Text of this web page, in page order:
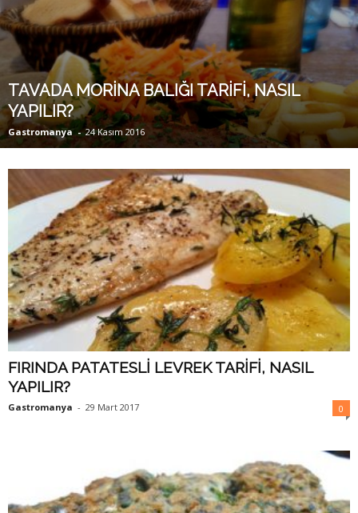
TAVADA MORİNA BALIĞI TARİFİ, NASIL
YAPILIR?
Gastromanya - 24 Kasım 2016
FIRINDA PATATESLİ LEVREK TARİFİ, NASIL
YAPILIR?
Gastromanya - 29 Mart 2017 0